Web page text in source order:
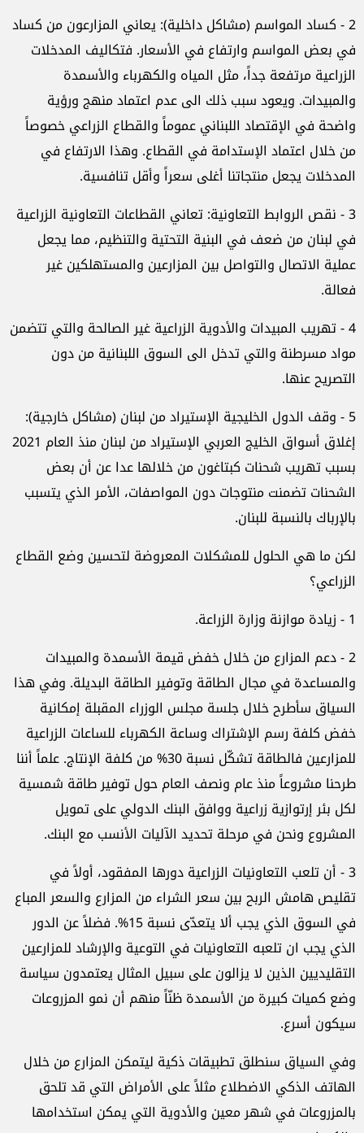
2 - كساد المواسم (مشاكل داخلية): يعاني المزارعون من كساد
في بعض المواسم وارتفاع في الأسعار. فتكاليف المدخلات
الزراعية مرتفعة جداً، مثل المياه والكهرباء والأسمدة
والمبيدات. ويعود سبب ذلك الى عدم اعتماد منهج ورؤية
واضحة في الإقتصاد اللبناني عموماً والقطاع الزراعي خصوصاً
من خلال اعتماد الإستدامة في القطاع. وهذا الارتفاع في
المدخلات يجعل منتجاتنا أغلى سعراً وأقل تنافسية.
3 - نقص الروابط التعاونية: تعاني القطاعات التعاونية الزراعية
في لبنان من ضعف في البنية التحتية والتنظيم، مما يجعل
عملية الاتصال والتواصل بين المزارعين والمستهلكين غير
فعالة.
4 - تهريب المبيدات والأدوية الزراعية غير الصالحة والتي تتضمن
مواد مسرطنة والتي تدخل الى السوق اللبنانية من دون
التصريح عنها.
5 - وقف الدول الخليجية الإستيراد من لبنان (مشاكل خارجية):
إغلاق أسواق الخليج العربي الإستيراد من لبنان منذ العام 2021
بسبب تهريب شحنات كبتاغون من خلالها عدا عن أن بعض
الشحنات تضمنت منتوجات دون المواصفات، الأمر الذي يتسبب
بالإرباك بالنسبة للبنان.
لكن ما هي الحلول للمشكلات المعروضة لتحسين وضع القطاع
الزراعي؟
1 - زيادة موازنة وزارة الزراعة.
2 - دعم المزارع من خلال خفض قيمة الأسمدة والمبيدات
والمساعدة في مجال الطاقة وتوفير الطاقة البديلة. وفي هذا
السياق سأطرح خلال جلسة مجلس الوزراء المقبلة إمكانية
خفض كلفة رسم الإشتراك وساعة الكهرباء للساعات الزراعية
للمزارعين فالطاقة تشكّل نسبة 30% من كلفة الإنتاج. علماً أننا
طرحنا مشروعاً منذ عام ونصف العام حول توفير طاقة شمسية
لكل بئر إرتوازية زراعية ووافق البنك الدولي على تمويل
المشروع ونحن في مرحلة تحديد الآليات الأنسب مع البنك.
3 - أن تلعب التعاونيات الزراعية دورها المفقود، أولاً في
تقليص هامش الربح بين سعر الشراء من المزارع والسعر المباع
في السوق الذي يجب ألا يتعدّى نسبة 15%. فضلاً عن الدور
الذي يجب ان تلعبه التعاونيات في التوعية والإرشاد للمزارعين
التقليديين الذين لا يزالون على سبيل المثال يعتمدون سياسة
وضع كميات كبيرة من الأسمدة ظنّاً منهم أن نمو المزروعات
سيكون أسرع.
وفي السياق سنطلق تطبيقات ذكية ليتمكن المزارع من خلال
الهاتف الذكي الاضطلاع مثلاً على الأمراض التي قد تلحق
بالمزروعات في شهر معين والأدوية التي يمكن استخدامها